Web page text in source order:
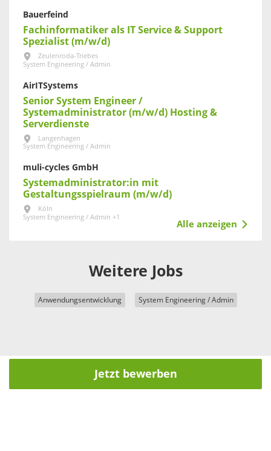
Bauerfeind
Fachinformatiker als IT Service & Support
Spezialist (m/w/d)
Zeulenroda-Triebes
System Engineering / Admin
AirITSystems
Senior System Engineer /
Systemadministrator (m/w/d) Hosting &
Serverdienste
Langenhagen
System Engineering / Admin
muli-cycles GmbH
Systemadministrator:in mit
Gestaltungsspielraum (m/w/d)
Köln
System Engineering / Admin +1
Alle anzeigen
Weitere Jobs
Anwendungsentwicklung System Engineering / Admin
Jetzt bewerben